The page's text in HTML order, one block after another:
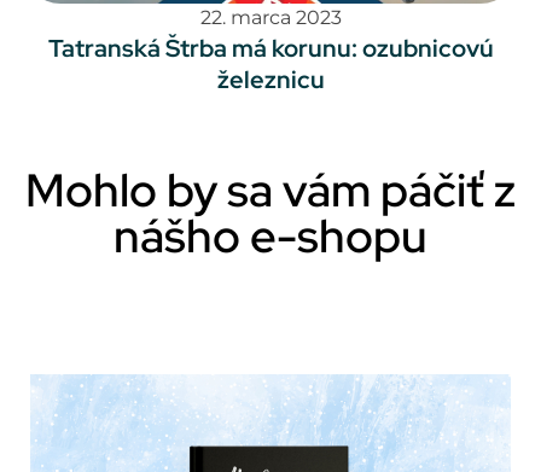
22. marca 2023
Tatranská Štrba má korunu: ozubnicovú
železnicu
Mohlo by sa vám páčiť z
nášho e-shopu